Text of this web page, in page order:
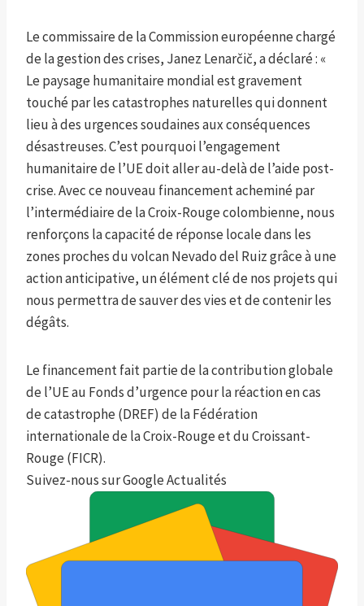
Le commissaire de la Commission européenne chargé
de la gestion des crises, Janez Lenarčič, a déclaré : «
Le paysage humanitaire mondial est gravement
touché par les catastrophes naturelles qui donnent
lieu à des urgences soudaines aux conséquences
désastreuses. C’est pourquoi l’engagement
humanitaire de l’UE doit aller au-delà de l’aide post-
crise. Avec ce nouveau financement acheminé par
l’intermédiaire de la Croix-Rouge colombienne, nous
renforçons la capacité de réponse locale dans les
zones proches du volcan Nevado del Ruiz grâce à une
action anticipative, un élément clé de nos projets qui
nous permettra de sauver des vies et de contenir les
dégâts.
Le financement fait partie de la contribution globale
de l’UE au Fonds d’urgence pour la réaction en cas
de catastrophe (DREF) de la Fédération
internationale de la Croix-Rouge et du Croissant-
Rouge (FICR).
Suivez-nous sur Google Actualités